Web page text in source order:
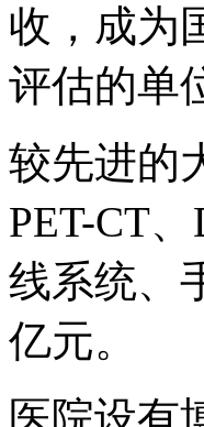
收，成为
评估的单
较先进的
PET-CT
线系统、
亿元。
医院设有